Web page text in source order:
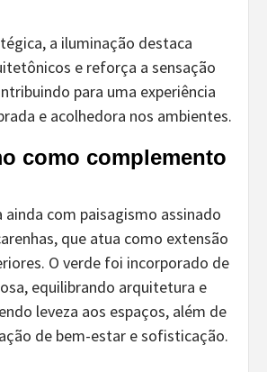
a iluminação destaca
e reforça a sensação
para uma experiência
e acolhedora nos ambientes.
como complemento
com paisagismo assinado
que atua como extensão
O verde foi incorporado de
equilibrando arquitetura e
leveza aos espaços, além de
de bem-estar e sofisticação.